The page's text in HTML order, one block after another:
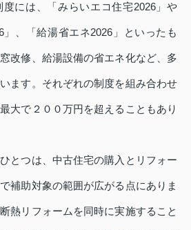
度には、「みらいエコ住宅2026」や
」、「給湯省エネ2026」といったも
改修、給湯設備の省エネ化など、多
ます。それぞれの制度を組み合わせ
大で２００万円を超えることもあり
とつは、中古住宅の購入とリフォー
補助対象の範囲が広がる点にありま
熱リフォームを同時に実施すること